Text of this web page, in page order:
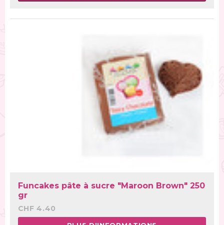
Funcakes pâte à sucre "Maroon Brown" 250
gr
CHF 4.40